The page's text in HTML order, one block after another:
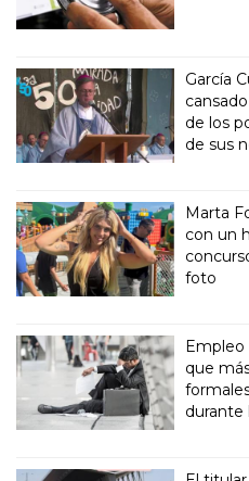
García
de los
de sus
Marta
con un
foto
Empleo
que
durante